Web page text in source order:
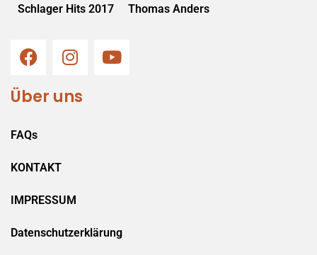
Schlager Hits 2017 Thomas Anders
Über uns
FAQs
KONTAKT
IMPRESSUM
Datenschutzerklärung